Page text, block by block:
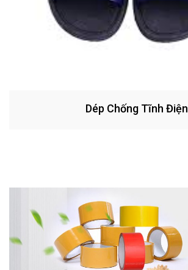
Dép Chống Tĩnh Điện